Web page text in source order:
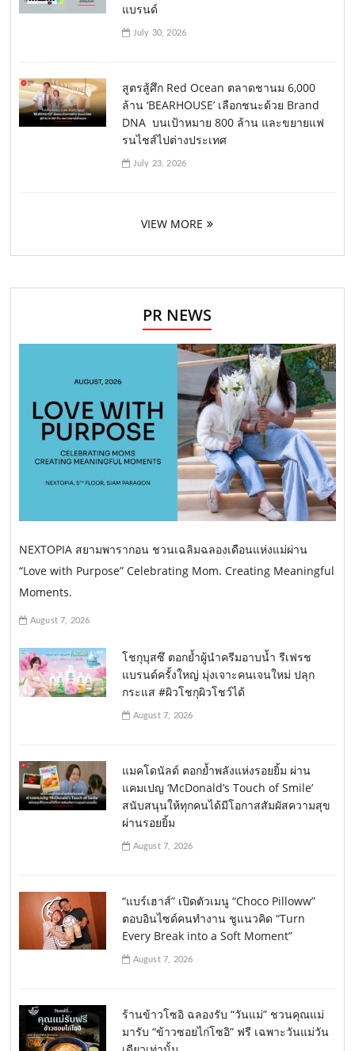
แบรนด์
July 30, 2026
สูตรสู้ศึก Red Ocean ตลาดชานม 6,000
ล้าน ‘BEARHOUSE’ เลือกชนะด้วย Brand
DNA บนเป้าหมาย 800 ล้าน และขยายแฟ
รนไชส์ไปต่างประเทศ
July 23, 2026
VIEW MORE
PR NEWS
NEXTOPIA สยามพารากอน ชวนเฉลิมฉลองเดือนแห่งแม่ผ่าน
“Love with Purpose” Celebrating Mom. Creating Meaningful
Moments.
August 7, 2026
โชกุบุสซึ ตอกย้ำผู้นำครีมอาบน้ำ รีเฟรช
แบรนด์ครั้งใหญ่ มุ่งเจาะคนเจนใหม่ ปลุก
กระแส #ผิวโชกุผิวโชว์ได้
August 7, 2026
แมคโดนัลด์ ตอกย้ำพลังแห่งรอยยิ้ม ผ่าน
แคมเปญ ‘McDonald’s Touch of Smile’
สนับสนุนให้ทุกคนได้มีโอกาสสัมผัสความสุข
ผ่านรอยยิ้ม
August 7, 2026
“แบร์เฮาส์” เปิดตัวเมนู “Choco Pilloww”
ตอบอินไซด์คนทำงาน ชูแนวคิด “Turn
Every Break into a Soft Moment”
August 7, 2026
ร้านข้าวโซอิ ฉลองรับ “วันแม่” ชวนคุณแม่
มารับ “ข้าวซอยไก่โซอิ” ฟรี เฉพาะวันแม่วัน